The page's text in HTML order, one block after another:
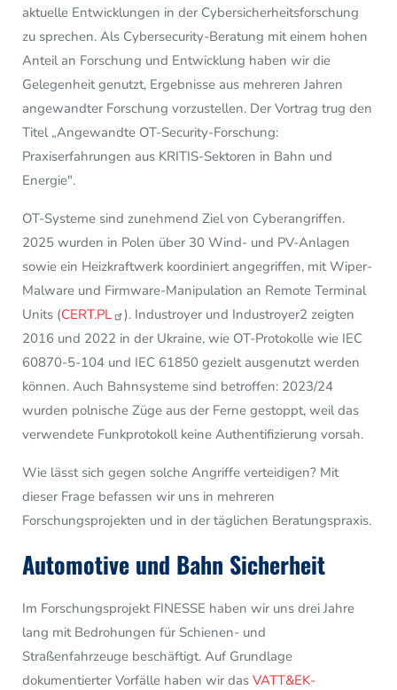
aktuelle Entwicklungen in der Cybersicherheitsforschung
zu sprechen. Als Cybersecurity-Beratung mit einem hohen
Anteil an Forschung und Entwicklung haben wir die
Gelegenheit genutzt, Ergebnisse aus mehreren Jahren
angewandter Forschung vorzustellen. Der Vortrag trug den
Titel „Angewandte OT-Security-Forschung:
Praxiserfahrungen aus KRITIS-Sektoren in Bahn und
Energie".
OT-Systeme sind zunehmend Ziel von Cyberangriffen.
2025 wurden in Polen über 30 Wind- und PV-Anlagen
sowie ein Heizkraftwerk koordiniert angegriffen, mit Wiper-
Malware und Firmware-Manipulation an Remote Terminal
Units (CERT.PL
). Industroyer und Industroyer2 zeigten
2016 und 2022 in der Ukraine, wie OT-Protokolle wie IEC
60870-5-104 und IEC 61850 gezielt ausgenutzt werden
können. Auch Bahnsysteme sind betroffen: 2023/24
wurden polnische Züge aus der Ferne gestoppt, weil das
verwendete Funkprotokoll keine Authentifizierung vorsah.
Wie lässt sich gegen solche Angriffe verteidigen? Mit
dieser Frage befassen wir uns in mehreren
Forschungsprojekten und in der täglichen Beratungspraxis.
Automotive und Bahn Sicherheit
Im Forschungsprojekt FINESSE haben wir uns drei Jahre
lang mit Bedrohungen für Schienen- und
Straßenfahrzeuge beschäftigt. Auf Grundlage
dokumentierter Vorfälle haben wir das VATT&EK-